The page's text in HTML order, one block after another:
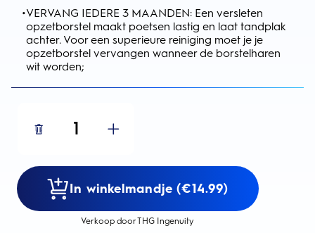
•VERVANG IEDERE 3 MAANDEN: Een versleten
opzetborstel maakt poetsen lastig en laat tandplak
achter. Voor een superieure reiniging moet je je
opzetborstel vervangen wanneer de borstelharen
wit worden;
1
In winkelmandje (€14.99)
Verkoop door THG Ingenuity